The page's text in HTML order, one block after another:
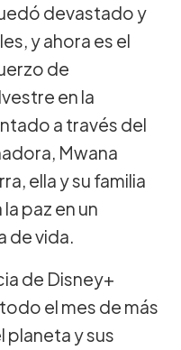
devastado y
y ahora es el
de
en la
a través del
Mwana
ella y su familia
paz en un
de vida.
de Disney+
el mes de más
y sus